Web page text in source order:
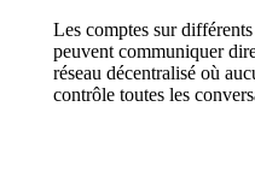
Les comptes sur
peuvent communiquer
réseau décentralisé où
contrôle toutes les